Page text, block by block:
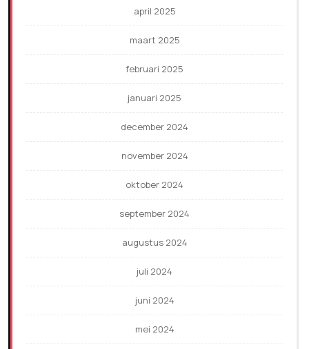
april 2025
maart 2025
februari 2025
januari 2025
december 2024
november 2024
oktober 2024
september 2024
augustus 2024
juli 2024
juni 2024
mei 2024